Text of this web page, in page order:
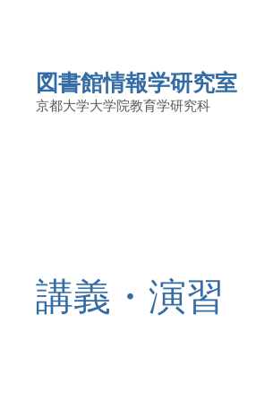
図書館情報学研究室
京都大学大学院教育学研究科
講義・演習